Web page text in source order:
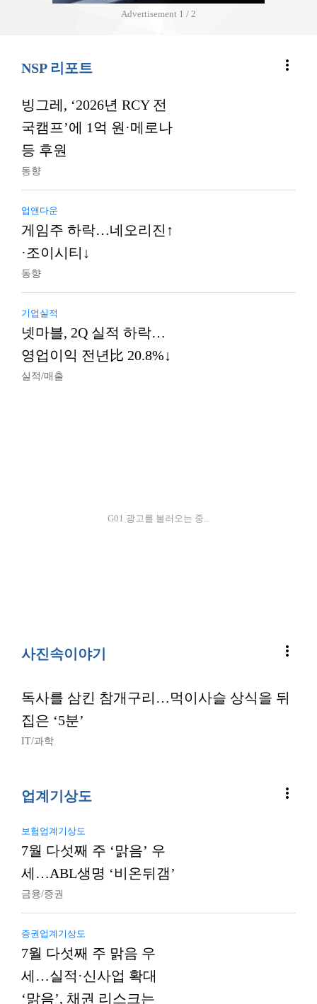
Advertisement 2 / 2
NSP 리포트 more_vert
빙그레, ‘2026년 RCY 전
국캠프’에 1억 원·메로나
등 후원
동향
업앤다운
게임주 하락…네오리진↑
·조이시티↓
동향
기업실적
넷마블, 2Q 실적 하락…
영업이익 전년比 20.8%↓
실적/매출
G01 광고를 불러오는 중...
사진속이야기 more_vert
독사를 삼킨 참개구리…먹이사슬 상식을 뒤
집은 ‘5분’
IT/과학
업계기상도 more_vert
보험업계기상도
7월 다섯째 주 ‘맑음’ 우
세…ABL생명 ‘비온뒤갬’
금융/증권
증권업계기상도
7월 다섯째 주 맑음 우
세…실적·신사업 확대
‘맑음’, 채권 리스크는